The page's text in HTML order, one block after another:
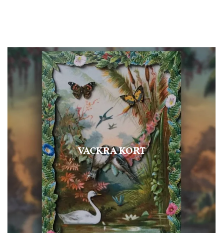
VACKRA KORT